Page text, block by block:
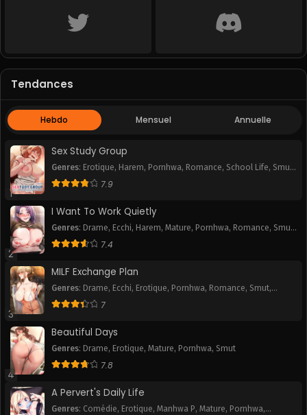
November 23, 2024 November 23, 2024
November 23, 2024 November 23, 2024
Volume 6
November 23, 2024 November 23, 2024
Volume 4
November 23, 2024
Volume 2
November 23, 2024
Volume 1
Tendances
Hebdo Mensuel Annuelle
1
Sex Study Group
Genres: Erotique, Harem, Pornhwa, Romance, School Life, Smut,
Webtoon
7.9
2
I Want To Work Quietly
Genres: Drame, Ecchi, Harem, Mature, Pornhwa, Romance, Smut,
Webtoon
7.4
3
MILF Exchange Plan
Genres: Drame, Ecchi, Erotique, Pornhwa, Romance, Smut,
Webtoon
7
4
Beautiful Days
Genres: Drame, Erotique, Mature, Pornhwa, Smut
7.8
A Pervert's Daily Life
Genres: Comédie, Erotique, Manhwa P, Mature, Pornhwa,